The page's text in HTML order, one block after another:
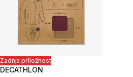
Zadnja priložnost
DECATHLON